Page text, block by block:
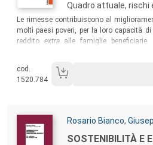
Quadro attuale, rischi
Sommario:
Le rimesse contribuiscono al
molti paesi poveri, per la loro capacità
reddito extra alle famiglie
relazione esistente fra rimesse dei
rimesse possano incidere sulla
società dei paesi in via di sviluppo e
cod.
1520.784
Autori:
Rosario Bianco,
Titolo:
SOSTENIBILITÀ E